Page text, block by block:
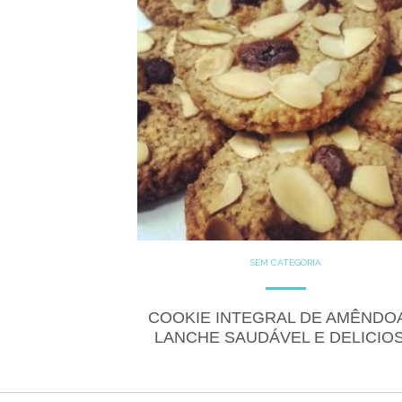
SEM CATEGORIA
COOKIE INTEGRAL DE
LANCHE SAUDÁVEL E